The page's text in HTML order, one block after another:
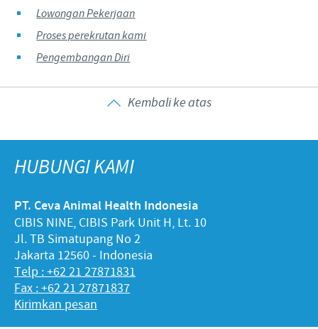
Pengembangan Diri
Lowongan Pekerjaan
Proses perekrutan kami
Pengembangan Diri
Kembali ke atas
HUBUNGI KAMI
PT. Ceva Animal Health Indonesia
CIBIS NINE, CIBIS Park Unit H, Lt. 10
Jl. TB Simatupang No 2
Jakarta 12560 - Indonesia
Telp : +62 21 27871831
Fax : +62 21 27871837
Kirimkan pesan